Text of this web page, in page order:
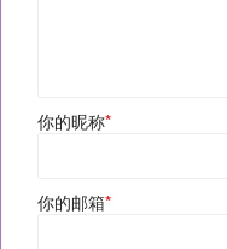
你的昵称*
你的邮箱*